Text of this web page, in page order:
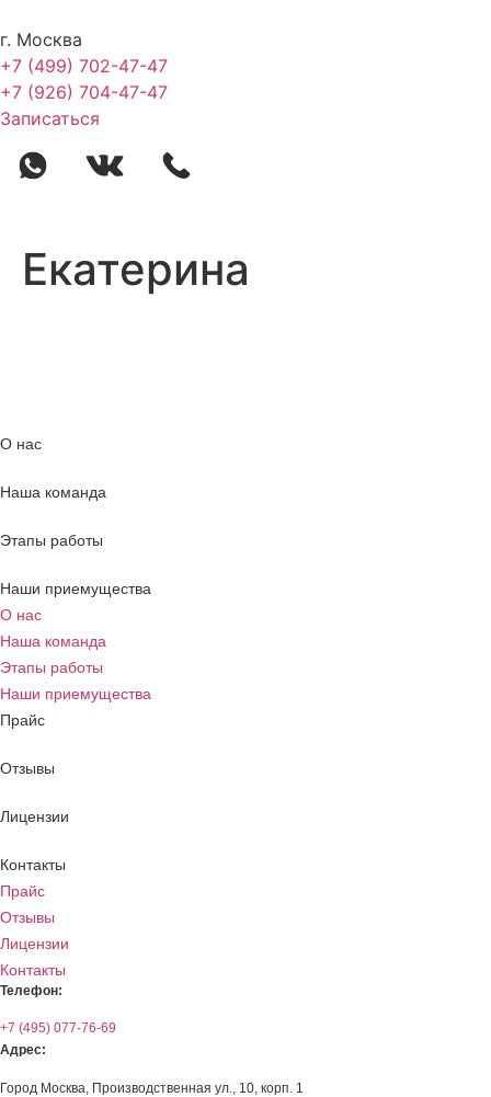
к
содержимому
г. Москва
+7 (499) 702-47-47
+7 (926) 704-47-47
Записаться
Екатерина
О нас
Наша команда
Этапы работы
Наши приемущества
О нас
Наша команда
Этапы работы
Наши приемущества
Прайс
Отзывы
Лицензии
Контакты
Прайс
Отзывы
Лицензии
Контакты
+7 (495) 077-76-69
Телефон:
Город Москва, Производственная ул., 10, корп. 1
Адрес: